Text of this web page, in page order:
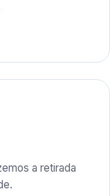
a retirada